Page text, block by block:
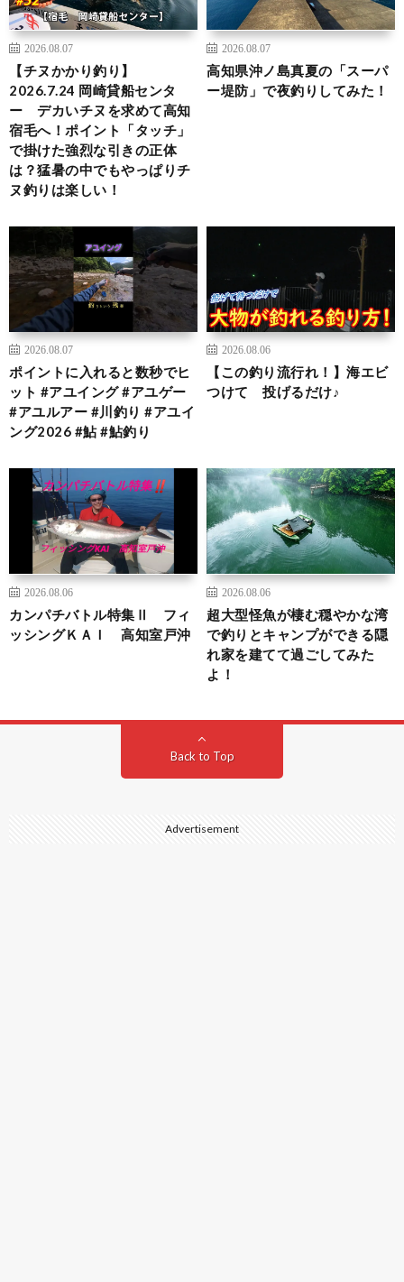
2026.08.07
【チヌかかり釣り】
2026.7.24 岡崎貸船センタ
ー デカいチヌを求めて高知
宿毛へ！ポイント「タッチ」
で掛けた強烈な引きの正体
は？猛暑の中でもやっぱりチ
ヌ釣りは楽しい！
2026.08.07
高知県沖ノ島真夏の「スーパ
ー堤防」で夜釣りしてみた！
2026.08.07
ポイントに入れると数秒でヒ
ット #アユイング #アユゲー
#アユルアー #川釣り #アユイ
ング2026 #鮎 #鮎釣り
2026.08.06
【この釣り流行れ！】海エビ
つけて 投げるだけ♪
2026.08.06
カンパチバトル特集Ⅱ フィ
ッシングＫＡＩ 高知室戸沖
2026.08.06
超大型怪魚が棲む穏やかな湾
で釣りとキャンプができる隠
れ家を建てて過ごしてみた
よ！
Back to Top
Advertisement